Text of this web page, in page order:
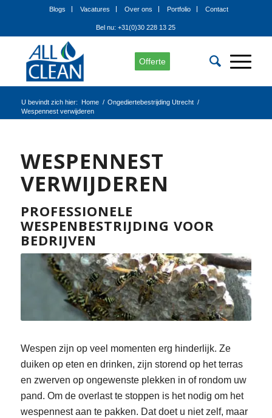
Blogs Vacatures Over ons Portfolio Contact
Bel nu: +31(0)30 228 13 25
Offerte
U bevindt zich hier: Home / Ongediertebestrijding Utrecht /
Wespennest verwijderen
WESPENNEST
VERWIJDEREN
PROFESSIONELE
WESPENBESTRIJDING VOOR
BEDRIJVEN
Wespen zijn op veel momenten erg hinderlijk. Ze
duiken op eten en drinken, zijn storend op het terras
en zwerven op ongewenste plekken in of rondom uw
pand. Om de overlast te stoppen is het nodig om het
wespennest aan te pakken. Dat doet u niet zelf, maar